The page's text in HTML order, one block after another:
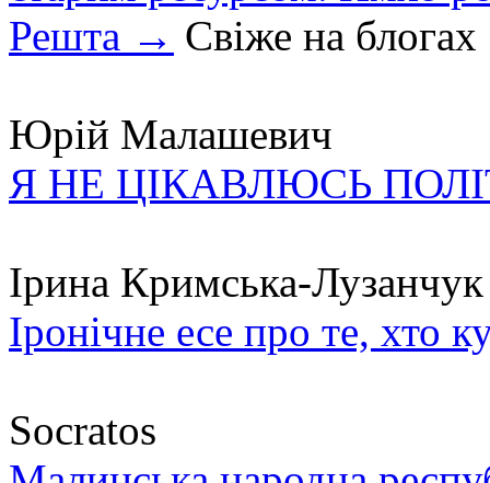
Решта → Свіже на блогах
Юрій Малашевич
Я НЕ ЦІКАВЛЮСЬ
Ірина Кримська-Лузанчук
Іронічне есе про те, хто
Socratos